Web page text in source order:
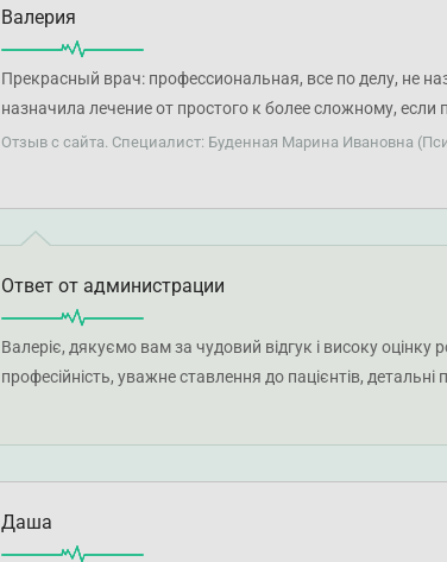
Валерия
Прекрасный врач: профессиональная, все по делу, не
назначила лечение от простого к более сложному,
дочерью и Марина Ивановна больше всего вызывает
Отзыв с сайта. Специалист: Буденная Марина Ивановна
Ответ от администрации
Валеріє, дякуємо вам за чудовий відгук і високу
професійність, уважне ставлення до пацієнтів,
Даша